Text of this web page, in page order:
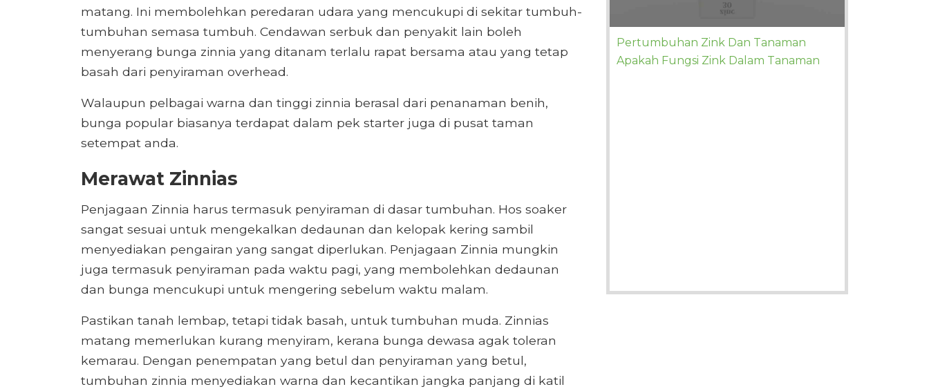
matang. Ini membolehkan peredaran udara yang mencukupi di sekitar tumbuh-
tumbuhan semasa tumbuh. Cendawan serbuk dan penyakit lain boleh
menyerang bunga zinnia yang ditanam terlalu rapat bersama atau yang tetap
basah dari penyiraman overhead.
Walaupun pelbagai warna dan tinggi zinnia berasal dari penanaman benih,
bunga popular biasanya terdapat dalam pek starter juga di pusat taman
setempat anda.
Merawat Zinnias
Penjagaan Zinnia harus termasuk penyiraman di dasar tumbuhan. Hos soaker
sangat sesuai untuk mengekalkan dedaunan dan kelopak kering sambil
menyediakan pengairan yang sangat diperlukan. Penjagaan Zinnia mungkin
juga termasuk penyiraman pada waktu pagi, yang membolehkan dedaunan
dan bunga mencukupi untuk mengering sebelum waktu malam.
Pastikan tanah lembap, tetapi tidak basah, untuk tumbuhan muda. Zinnias
matang memerlukan kurang menyiram, kerana bunga dewasa agak toleran
kemarau. Dengan penempatan yang betul dan penyiraman yang betul,
tumbuhan zinnia menyediakan warna dan kecantikan jangka panjang di katil
Pertumbuhan Zink Dan Tanaman
Apakah Fungsi Zink Dalam Tanaman